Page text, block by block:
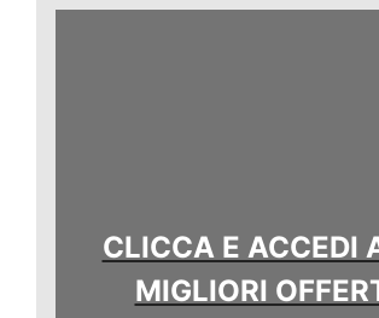
CLICCA E ACCEDI
MIGLIORI